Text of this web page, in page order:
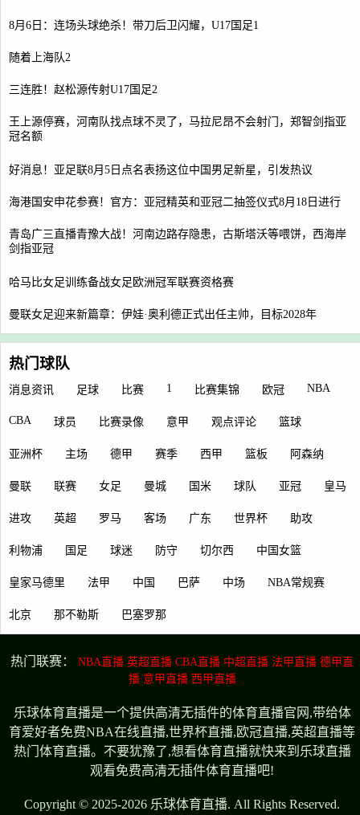
8月6日：连场头球绝杀！带刀后卫闪耀，U17国足1
随着上海队2
三连胜！赵松源传射U17国足2
王上源停赛，河南队找点球不灵了，马拉尼昂不会射门，郑智剑指亚
冠名额
好消息！亚足联8月5日点名表扬这位中国男足新星，引发热议
海港国安申花参赛！官方：亚冠精英和亚冠二抽签仪式8月18日进行
青岛广三直播青豫大战！河南边路存隐患，古斯塔沃等喂饼，西海岸
剑指亚冠
哈马比女足训练备战女足欧洲冠军联赛资格赛
曼联女足迎来新篇章：伊娃·奥利德正式出任主帅，目标2028年
热门球队
消息资讯 足球 比赛 1 比赛集锦 欧冠 NBA
CBA 球员 比赛录像 意甲 观点评论 篮球
亚洲杯 主场 德甲 赛季 西甲 篮板 阿森纳
曼联 联赛 女足 曼城 国米 球队 亚冠 皇马
进攻 英超 罗马 客场 广东 世界杯 助攻
利物浦 国足 球迷 防守 切尔西 中国女篮
皇家马德里 法甲 中国 巴萨 中场 NBA常规赛
北京 那不勒斯 巴塞罗那
热门联赛： NBA直播 英超直播 CBA直播 中超直播 法甲直播 德甲直
播 意甲直播 西甲直播
乐球体育直播是一个提供高清无插件的体育直播官网,带给体
育爱好者免费NBA在线直播,世界杯直播,欧冠直播,英超直播等
热门体育直播。不要犹豫了,想看体育直播就快来到乐球直播
观看免费高清无插件体育直播吧!
Copyright © 2025-2026 乐球体育直播. All Rights Reserved.